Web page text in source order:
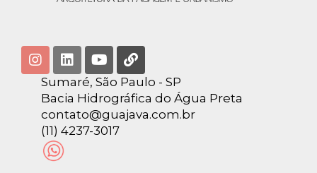
Sumaré, São Paulo - SP
Bacia Hidrográfica do Água Preta
contato@guajava.com.br
(11) 4237-3017